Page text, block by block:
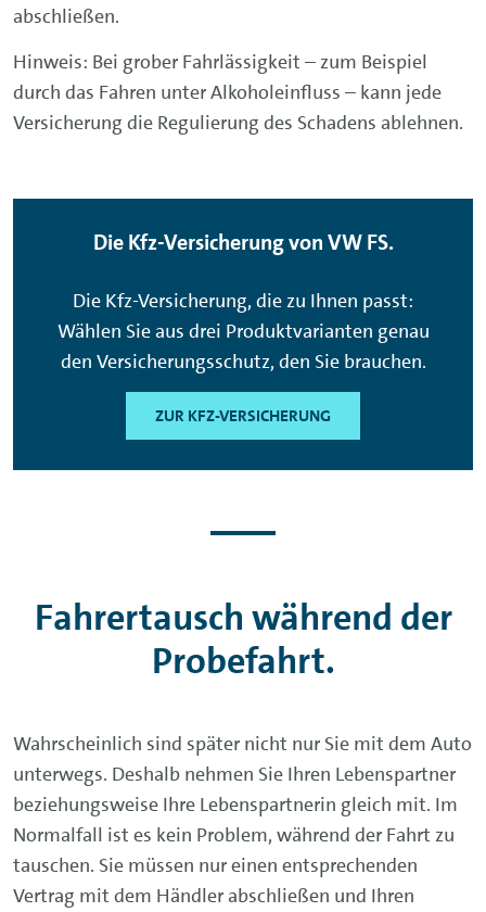
abschließen.
Hinweis: Bei grober Fahrlässigkeit – zum Beispiel
durch das Fahren unter Alkoholeinfluss – kann jede
Versicherung die Regulierung des Schadens ablehnen.
Die Kfz-Versicherung von VW FS.
Die Kfz-Versicherung, die zu Ihnen passt:
Wählen Sie aus drei Produktvarianten genau
den Versicherungsschutz, den Sie brauchen.
ZUR KFZ-VERSICHERUNG
Fahrertausch während der
Probefahrt.
Wahrscheinlich sind später nicht nur Sie mit dem Auto
unterwegs. Deshalb nehmen Sie Ihren Lebenspartner
beziehungsweise Ihre Lebenspartnerin gleich mit. Im
Normalfall ist es kein Problem, während der Fahrt zu
tauschen. Sie müssen nur einen entsprechenden
Vertrag mit dem Händler abschließen und Ihren